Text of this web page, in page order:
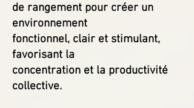
de rangement pour créer un
environnement
fonctionnel, clair et stimulant,
favorisant la
concentration et la productivité
collective.